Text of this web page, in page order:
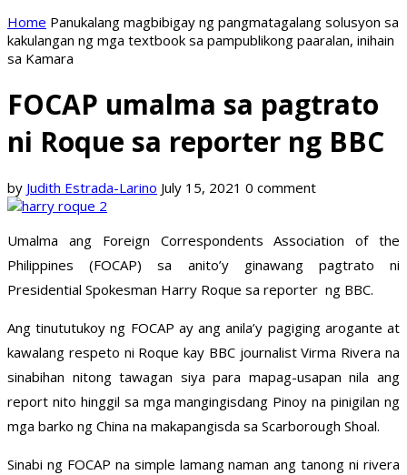
Home Panukalang magbibigay ng pangmatagalang solusyon sa
kakulangan ng mga textbook sa pampublikong paaralan, inihain
sa Kamara
FOCAP umalma sa pagtrato
ni Roque sa reporter ng BBC
by Judith Estrada-Larino July 15, 2021 0 comment
Umalma ang Foreign Correspondents Association of the
Philippines (FOCAP) sa anito’y ginawang pagtrato ni
Presidential Spokesman Harry Roque sa reporter ng BBC.
Ang tinututukoy ng FOCAP ay ang anila’y pagiging arogante at
kawalang respeto ni Roque kay BBC journalist Virma Rivera na
sinabihan nitong tawagan siya para mapag-usapan nila ang
report nito hinggil sa mga mangingisdang Pinoy na pinigilan ng
mga barko ng China na makapangisda sa Scarborough Shoal.
Sinabi ng FOCAP na simple lamang naman ang tanong ni rivera